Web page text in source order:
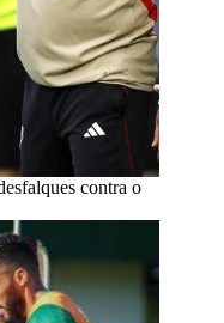
contra o